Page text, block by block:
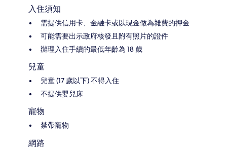
入住須知
需提供信用卡、金融卡或以現金做為雜費的押金
可能需要出示政府核發且附有照片的證件
辦理入住手續的最低年齡為 18 歲
兒童
兒童 (17 歲以下) 不得入住
不提供嬰兒床
寵物
禁帶寵物
網路